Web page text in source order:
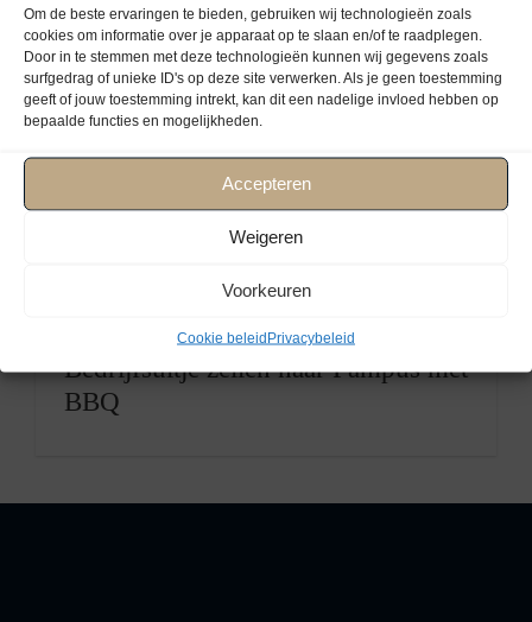
Om de beste ervaringen te bieden, gebruiken wij technologieën zoals
cookies om informatie over je apparaat op te slaan en/of te raadplegen.
Door in te stemmen met deze technologieën kunnen wij gegevens zoals
surfgedrag of unieke ID's op deze site verwerken. Als je geen toestemming
geeft of jouw toestemming intrekt, kan dit een nadelige invloed hebben op
bepaalde functies en mogelijkheden.
Accepteren
Weigeren
Voorkeuren
Cookie beleidPrivacybeleid
Bedrijfsuitje zeilen naar Pampus met
BBQ